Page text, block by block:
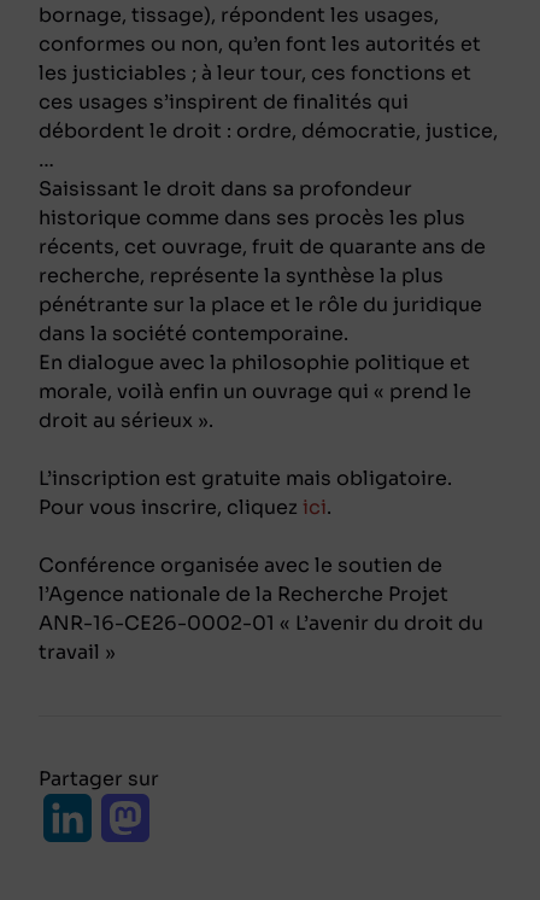
bornage, tissage), répondent les usages,
conformes ou non, qu’en font les autorités et
les justiciables ; à leur tour, ces fonctions et
ces usages s’inspirent de finalités qui
débordent le droit : ordre, démocratie, justice,
…
Saisissant le droit dans sa profondeur
historique comme dans ses procès les plus
récents, cet ouvrage, fruit de quarante ans de
recherche, représente la synthèse la plus
pénétrante sur la place et le rôle du juridique
dans la société contemporaine.
En dialogue avec la philosophie politique et
morale, voilà enfin un ouvrage qui « prend le
droit au sérieux ».
L’inscription est gratuite mais obligatoire.
Pour vous inscrire, cliquez ici.
Conférence organisée avec le soutien de
l’Agence nationale de la Recherche Projet
ANR-16-CE26-0002-01 « L’avenir du droit du
travail »
Partager sur